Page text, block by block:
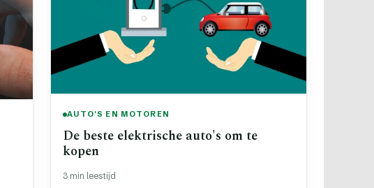
AUTO'S EN MOTOREN
De beste elektrische auto's om te
kopen
3 min leestijd